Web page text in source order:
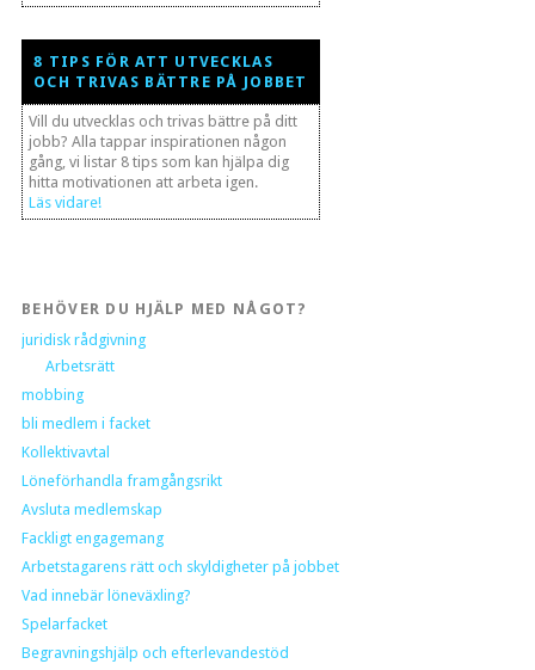
8 TIPS FÖR ATT UTVECKLAS
OCH TRIVAS BÄTTRE PÅ JOBBET
Vill du utvecklas och trivas bättre på ditt
jobb? Alla tappar inspirationen någon
gång, vi listar 8 tips som kan hjälpa dig
hitta motivationen att arbeta igen.
Läs vidare!
BEHÖVER DU HJÄLP MED NÅGOT?
juridisk rådgivning
Arbetsrätt
mobbing
bli medlem i facket
Kollektivavtal
Löneförhandla framgångsrikt
Avsluta medlemskap
Fackligt engagemang
Arbetstagarens rätt och skyldigheter på jobbet
Vad innebär löneväxling?
Spelarfacket
Begravningshjälp och efterlevandestöd